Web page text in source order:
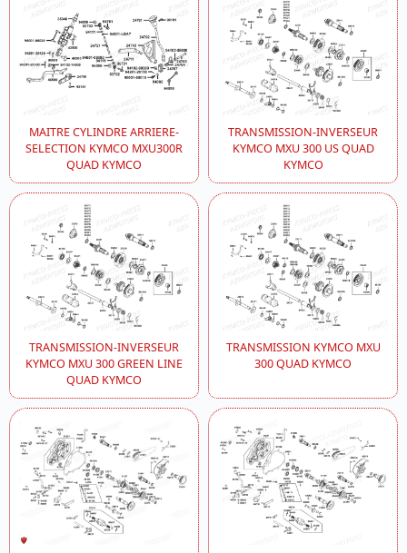
MAITRE CYLINDRE ARRIERE-
SELECTION KYMCO MXU300R
QUAD KYMCO
TRANSMISSION-INVERSEUR
KYMCO MXU 300 US QUAD
KYMCO
TRANSMISSION-INVERSEUR
KYMCO MXU 300 GREEN LINE
QUAD KYMCO
TRANSMISSION KYMCO MXU
300 QUAD KYMCO